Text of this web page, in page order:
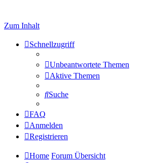
Zum Inhalt
Schnellzugriff
Unbeantwortete Themen
Aktive Themen
Suche
FAQ
Anmelden
Registrieren
Home Forum Übersicht